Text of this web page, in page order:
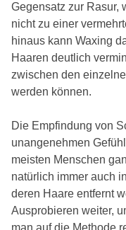
Gegensatz zur Rasur,
nicht zu einer
hinaus kann Waxing
Haaren deutlich
zwischen den
werden können.
Die Empfindung von
unangenehmen
meisten Menschen
natürlich immer auch
deren Haare entfernt
Ausprobieren weiter,